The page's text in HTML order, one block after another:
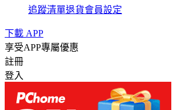
追蹤清單退貨會員設定
下載 APP
享受APP專屬優惠
註冊
登入